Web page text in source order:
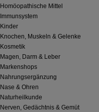
Homöopathische Mittel
Immunsystem
Kinder
Knochen, Muskeln & Gelenke
Kosmetik
Magen, Darm & Leber
Markenshops
Nahrungsergänzung
Nase & Ohren
Naturheilkunde
Nerven, Gedächtnis & Gemüt